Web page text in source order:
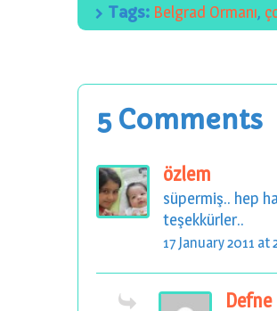
Tags: Belgrad Ormanı,
5 Comments
özlem
süpermiş.. hep
teşekkürler..
17 January 2011 at
Defne